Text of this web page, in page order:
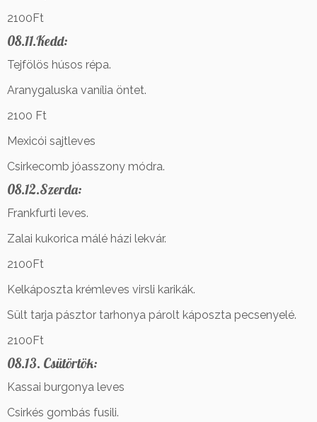
2100Ft
08.11.Kedd:
Tejfölös húsos répa.
Aranygaluska vanília öntet.
2100 Ft
Mexicói sajtleves
Csirkecomb jóasszony módra.
08.12.Szerda:
Frankfurti leves.
Zalai kukorica málé házi lekvár.
2100Ft
Kelkáposzta krémleves virsli karikák.
Sült tarja pásztor tarhonya párolt káposzta pecsenyelé.
2100Ft
08.13. Csütörtök:
Kassai burgonya leves
Csirkés gombás fusili.